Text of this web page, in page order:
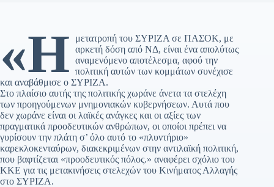
«Η
μετατροπή του ΣΥΡΙΖΑ σε ΠΑΣΟΚ, με
αρκετή δόση από ΝΔ, είναι ένα απολύτως
αναμενόμενο αποτέλεσμα, αφού την
πολιτική αυτών των κομμάτων συνέχισε
και αναβάθμισε ο ΣΥΡΙΖΑ.
Στο πλαίσιο αυτής της πολιτικής χωράνε άνετα τα στελέχη
των προηγούμενων μνημονιακών κυβερνήσεων. Αυτά που
δεν χωράνε είναι οι λαϊκές ανάγκες και οι αξίες των
πραγματικά προοδευτικών ανθρώπων, οι οποίοι πρέπει να
γυρίσουν την πλάτη σ’ όλο αυτό το «πλυντήριο»
καρεκλοκενταύρων, διακεκριμένων στην αντιλαϊκή πολιτική,
που βαφτίζεται «προοδευτικός πόλος.» αναφέρει σχόλιο του
ΚΚΕ για τις μετακινήσεις στελεχών του Κινήματος Αλλαγής
στο ΣΥΡΙΖΑ.